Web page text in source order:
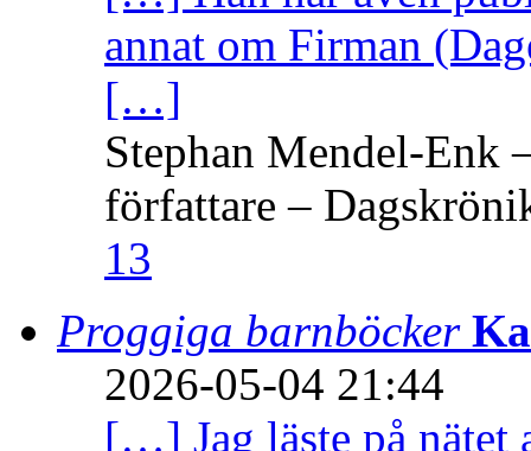
annat om Firman
[…]
Stephan Mendel-Enk
författare –
13
Proggiga barnböcker
2026-05-04 21:44
[…] Jag läste på nätet